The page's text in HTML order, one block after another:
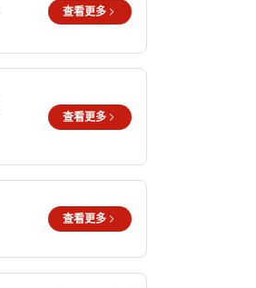
查看更多
查看更多
查看更多